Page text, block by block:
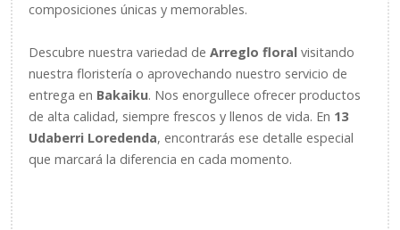
composiciones únicas y memorables.
Descubre nuestra variedad de Arreglo floral visitando
nuestra floristería o aprovechando nuestro servicio de
entrega en Bakaiku. Nos enorgullece ofrecer productos
de alta calidad, siempre frescos y llenos de vida. En 13
Udaberri Loredenda, encontrarás ese detalle especial
que marcará la diferencia en cada momento.